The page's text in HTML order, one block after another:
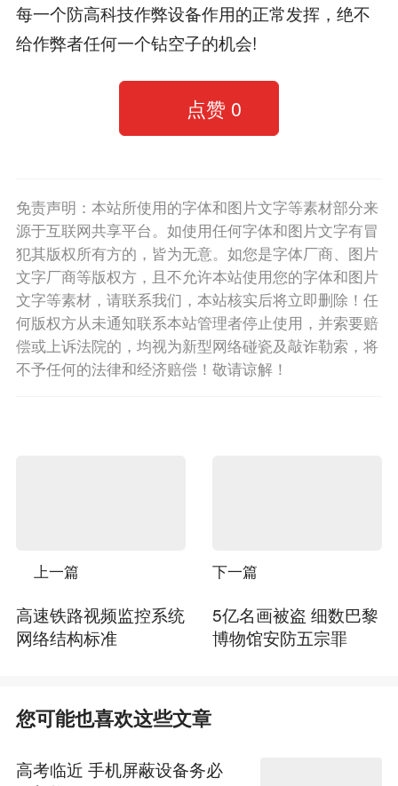
每一个防高科技作弊设备作用的正常发挥，绝不
给作弊者任何一个钻空子的机会!
点赞 0
免责声明：本站所使用的字体和图片文字等素材部分来
源于互联网共享平台。如使用任何字体和图片文字有冒
犯其版权所有方的，皆为无意。如您是字体厂商、图片
文字厂商等版权方，且不允许本站使用您的字体和图片
文字等素材，请联系我们，本站核实后将立即删除！任
何版权方从未通知联系本站管理者停止使用，并索要赔
偿或上诉法院的，均视为新型网络碰瓷及敲诈勒索，将
不予任何的法律和经济赔偿！敬请谅解！
上一篇
高速铁路视频监控系统
网络结构标准
下一篇
5亿名画被盗 细数巴黎
博物馆安防五宗罪
您可能也喜欢这些文章
高考临近 手机屏蔽设备务必